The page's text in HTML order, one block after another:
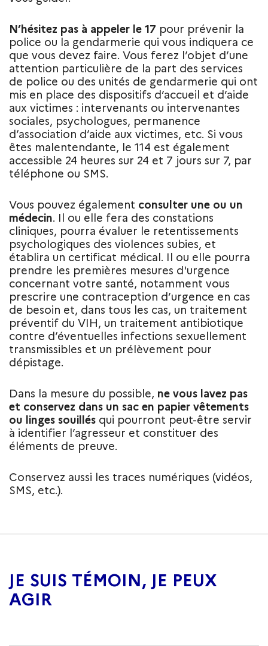
N’hésitez pas à appeler le 17 pour prévenir la
police ou la gendarmerie qui vous indiquera ce
que vous devez faire. Vous ferez l’objet d’une
attention particulière de la part des services
de police ou des unités de gendarmerie qui ont
mis en place des dispositifs d’accueil et d’aide
aux victimes : intervenants ou intervenantes
sociales, psychologues, permanence
d’association d’aide aux victimes, etc. Si vous
êtes malentendante, le 114 est également
accessible 24 heures sur 24 et 7 jours sur 7, par
téléphone ou SMS.
Vous pouvez également consulter une ou un
médecin. Il ou elle fera des constations
cliniques, pourra évaluer le retentissements
psychologiques des violences subies, et
établira un certificat médical. Il ou elle pourra
prendre les premières mesures d'urgence
concernant votre santé, notamment vous
prescrire une contraception d’urgence en cas
de besoin et, dans tous les cas, un traitement
préventif du VIH, un traitement antibiotique
contre d’éventuelles infections sexuellement
transmissibles et un prélèvement pour
dépistage.
Dans la mesure du possible, ne vous lavez pas
et conservez dans un sac en papier vêtements
ou linges souillés qui pourront peut-être servir
à identifier l’agresseur et constituer des
éléments de preuve.
Conservez aussi les traces numériques (vidéos,
SMS, etc.).
JE SUIS TÉMOIN, JE PEUX
AGIR